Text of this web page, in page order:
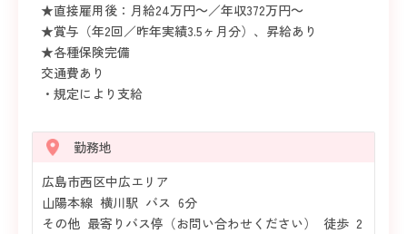
★直接雇用後：月給24万円～／年収372万円～
★賞与（年2回／昨年実績3.5ヶ月分）、昇給あり
★各種保険完備
交通費あり
・規定により支給
勤務地
広島市西区中広エリア
山陽本線 横川駅 バス 6分
その他 最寄りバス停（お問い合わせください） 徒歩 2